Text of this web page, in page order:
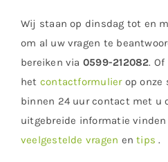
Wij staan op dinsdag tot en
om al uw vragen te
bereiken via 0599-212082.
het contactformulierop onze
binnen 24 uur contact met u
uitgebreide informatie
veelgestelde vragen entips .